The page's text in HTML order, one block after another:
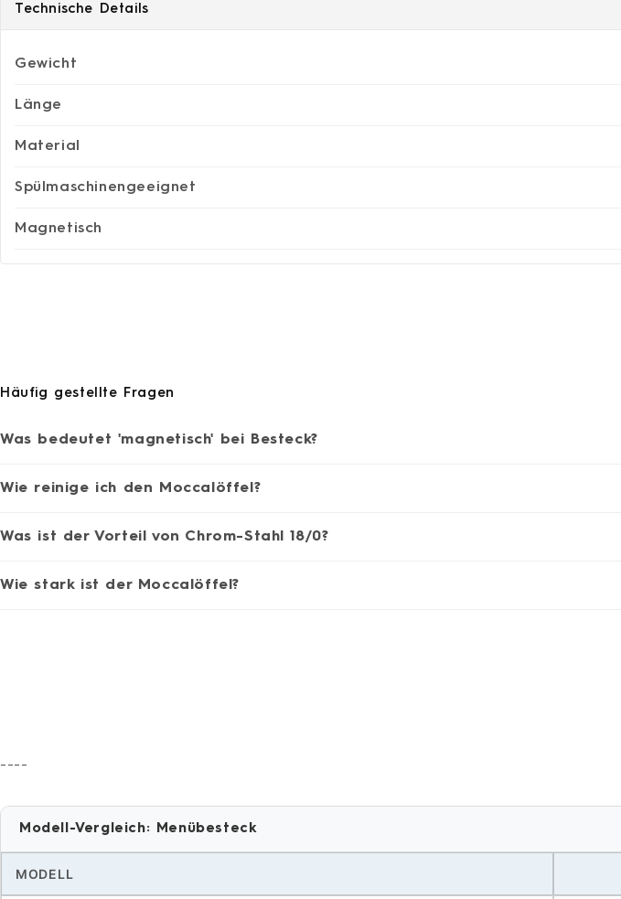
Technische Details
Gewicht
Länge
Material
Spülmaschinengeeignet
Magnetisch
Häufig gestellte Fragen
Was bedeutet 'magnetisch' bei Besteck?
Wie reinige ich den Moccalöffel?
Was ist der Vorteil von Chrom-Stahl 18/0?
Wie stark ist der Moccalöffel?
----
Modell-Vergleich: Menübesteck
MODELL